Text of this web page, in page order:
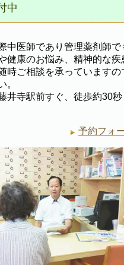
中
中医師であり管理薬剤師で
健康のお悩み、精神的な疾
時ご相談を承っていますの
。
井寺駅前すぐ、徒歩約30秒
予約フォ